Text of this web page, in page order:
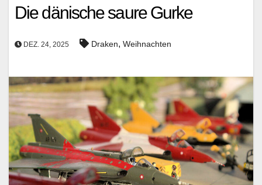
Die dänische saure Gurke
DEZ. 24, 2025 Draken, Weihnachten